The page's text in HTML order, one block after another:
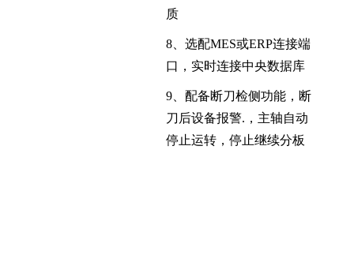
质
8、选配MES或ERP连接端
口，实时连接中央数据库
9、配备断刀检侧功能，断
刀后设备报警.，主轴自动
停止运转，停止继续分板